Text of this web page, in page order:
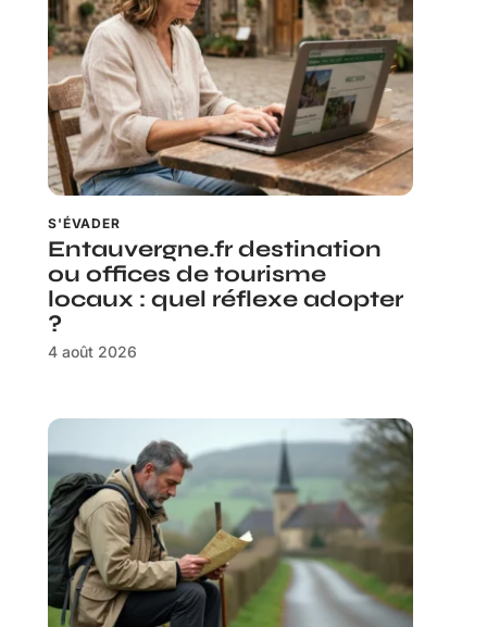
S'ÉVADER
Entauvergne.fr destination
ou offices de tourisme
locaux : quel réflexe adopter
?
4 août 2026